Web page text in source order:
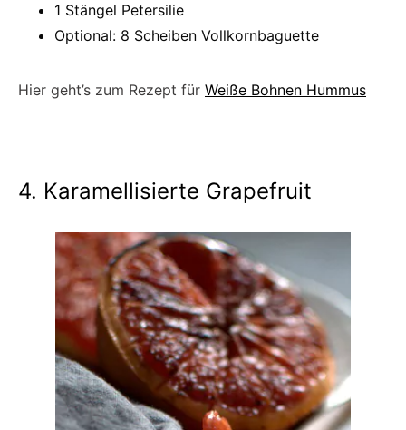
1 Stängel Petersilie
Optional: 8 Scheiben Vollkornbaguette
Hier geht’s zum Rezept für Weiße Bohnen Hummus
4. Karamellisierte Grapefruit